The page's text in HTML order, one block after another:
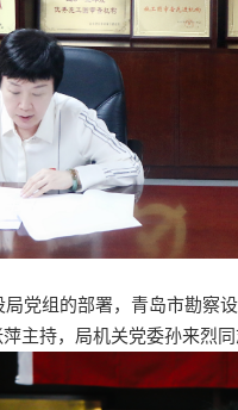
党组的部署，青岛市勘察
主持，局机关党委孙来烈